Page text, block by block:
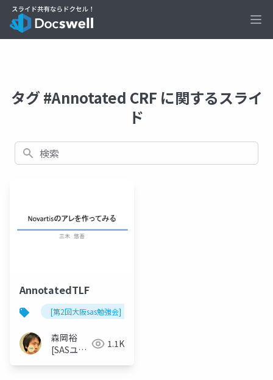
タグ #Annotated CRF に関するスライ
ド
検索
AnnotatedTLF
[第2回大阪sas勉強会]
森岡裕
[SASユー
1.1K